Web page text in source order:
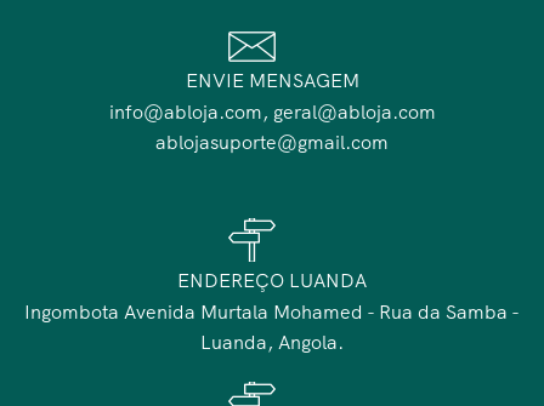
ENVIE MENSAGEM
info@abloja.com, geral@abloja.com
ablojasuporte@gmail.com
ENDEREÇO LUANDA
Ingombota Avenida Murtala Mohamed - Rua da Samba -
Luanda, Angola.